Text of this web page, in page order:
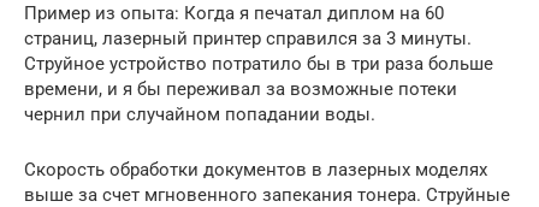
Пример из опыта: Когда я печатал диплом на 60
страниц, лазерный принтер справился за 3 минуты.
Струйное устройство потратило бы в три раза больше
времени, и я бы переживал за возможные потеки
чернил при случайном попадании воды.
Скорость обработки документов в лазерных моделях
выше за счет мгновенного запекания тонера. Струйные